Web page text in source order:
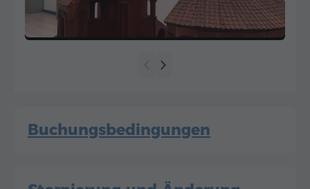
Buchungsbedingungen